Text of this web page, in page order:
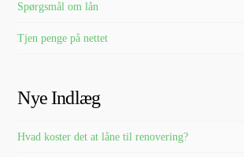
Spørgsmål om lån
Tjen penge på nettet
Nye Indlæg
Hvad koster det at låne til renovering?